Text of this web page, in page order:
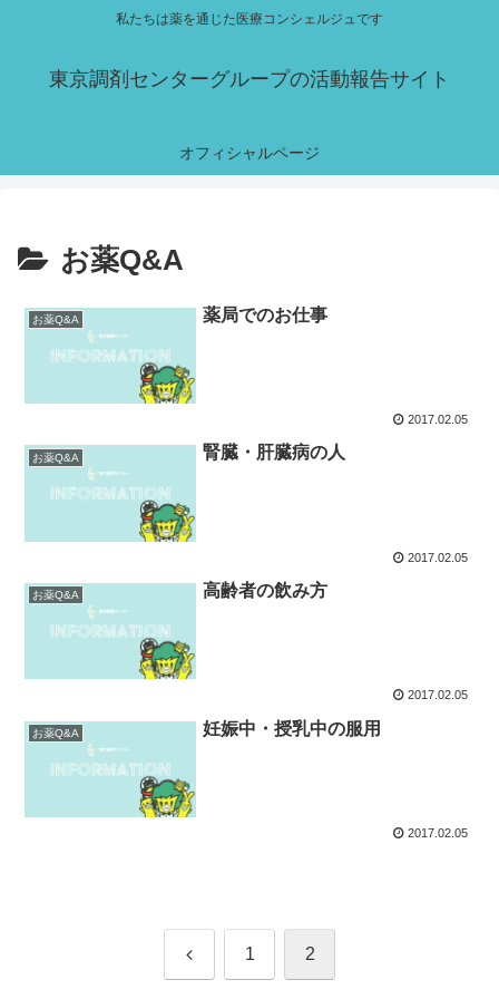
私たちは薬を通じた医療コンシェルジュです
東京調剤センターグループの活動報告サイト
オフィシャルページ
お薬Q&A
お薬Q&A 薬局でのお仕事
2017.02.05
お薬Q&A 腎臓・肝臓病の人
2017.02.05
お薬Q&A 高齢者の飲み方
2017.02.05
お薬Q&A 妊娠中・授乳中の服用
2017.02.05
前 1 2